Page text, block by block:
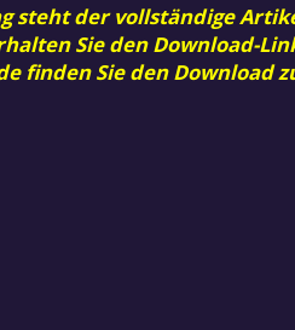
steht der vollständige
Sie den Download-
finden Sie den Download